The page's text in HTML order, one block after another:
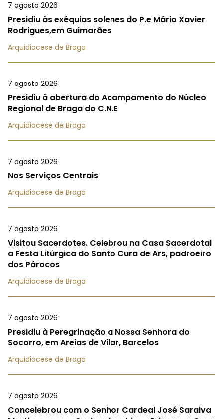
7 agosto 2026
Presidiu às exéquias solenes do P.e Mário Xavier
Rodrigues,em Guimarães
Arquidiocese de Braga
7 agosto 2026
Presidiu à abertura do Acampamento do Núcleo
Regional de Braga do C.N.E
Arquidiocese de Braga
7 agosto 2026
Nos Serviços Centrais
Arquidiocese de Braga
7 agosto 2026
Visitou Sacerdotes. Celebrou na Casa Sacerdotal
a Festa Litúrgica do Santo Cura de Ars, padroeiro
dos Párocos
Arquidiocese de Braga
7 agosto 2026
Presidiu à Peregrinação a Nossa Senhora do
Socorro, em Areias de Vilar, Barcelos
Arquidiocese de Braga
7 agosto 2026
Concelebrou com o Senhor Cardeal José Saraiva